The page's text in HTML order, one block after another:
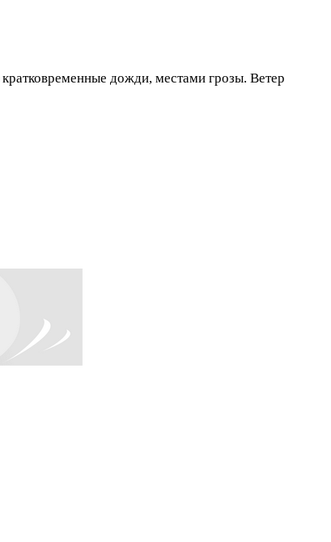
кратковременные дожди, местами грозы. Ветер